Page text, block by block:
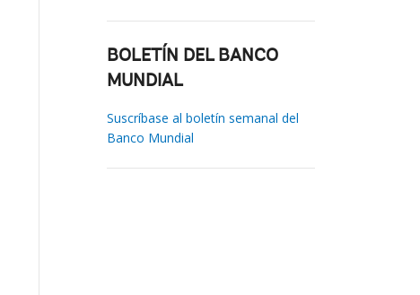
BOLETÍN DEL BANCO
MUNDIAL
Suscríbase al boletín semanal del
Banco Mundial